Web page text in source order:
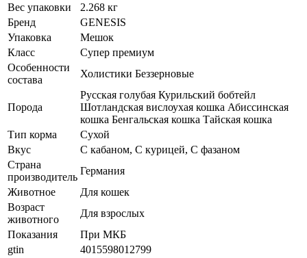
Вес упаковки
2.268 кг
Бренд
GENESIS
Упаковка
Мешок
Класс
Супер премиум
Особенности
состава
Холистики Беззерновые
Порода
Русская голубая Курильский бобтейл
Шотландская вислоухая кошка Абиссинская
кошка Бенгальская кошка Тайская кошка
Тип корма
Сухой
Вкус
С кабаном, С курицей, С фазаном
Страна
производитель
Германия
Животное
Для кошек
Возраст
животного
Для взрослых
Показания
При МКБ
gtin
4015598012799